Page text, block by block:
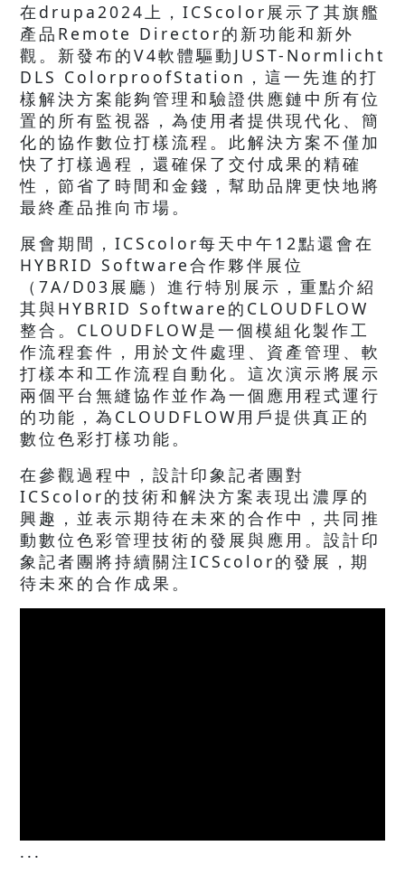
在drupa2024上，ICScolor展示了其旗艦
產品Remote Director的新功能和新外
觀。新發布的V4軟體驅動JUST-Normlicht
DLS ColorproofStation，這一先進的打
樣解決方案能夠管理和驗證供應鏈中所有位
置的所有監視器，為使用者提供現代化、簡
化的協作數位打樣流程。此解決方案不僅加
快了打樣過程，還確保了交付成果的精確
性，節省了時間和金錢，幫助品牌更快地將
最終產品推向市場。
展會期間，ICScolor每天中午12點還會在
HYBRID Software合作夥伴展位
（7A/D03展廳）進行特別展示，重點介紹
其與HYBRID Software的CLOUDFLOW
整合。CLOUDFLOW是一個模組化製作工
作流程套件，用於文件處理、資產管理、軟
打樣本和工作流程自動化。這次演示將展示
兩個平台無縫協作並作為一個應用程式運行
的功能，為CLOUDFLOW用戶提供真正的
數位色彩打樣功能。
在參觀過程中，設計印象記者團對
ICScolor的技術和解決方案表現出濃厚的
興趣，並表示期待在未來的合作中，共同推
動數位色彩管理技術的發展與應用。設計印
象記者團將持續關注ICScolor的發展，期
待未來的合作成果。
...